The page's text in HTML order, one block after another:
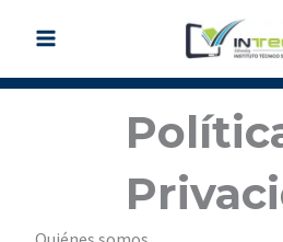
contenido